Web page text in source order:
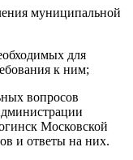
муниципальной
для
к ним;
вопросов
Московской
и ответы на них.